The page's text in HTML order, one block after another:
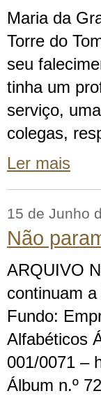
Maria da
Torre do
seu
tinha um
serviço,
colegas,
Ler mais
15 de Junho
Não
ARQUIVO
continuam
Fundo:
Alfabéticos
001/0071 –
Álbum n.º